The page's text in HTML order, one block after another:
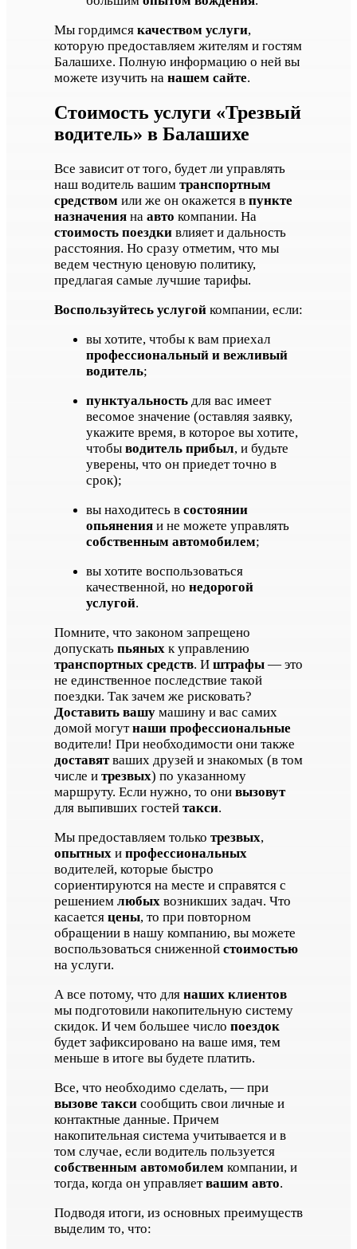
Мы гордимся качеством услуги,
которую предоставляем жителям и гостям
Балашихе. Полную информацию о ней вы
можете изучить на нашем сайте.
Стоимость услуги «Трезвый
водитель» в Балашихе
Все зависит от того, будет ли управлять
наш водитель вашим транспортным
средством или же он окажется в пункте
назначенияна авто компании. На
стоимость поездкивлияет и дальность
расстояния. Но сразу отметим, что мы
ведем честную ценовую политику,
предлагая самые лучшие тарифы.
Воспользуйтесь услугойкомпании, если:
вы хотите, чтобы к вам приехал
профессиональный и вежливый
водитель;
пунктуальностьдля вас имеет
весомое значение (оставляя заявку,
укажите время, в которое вы хотите,
чтобы водитель прибыл, и будьте
уверены, что он приедет точно в
срок);
вы находитесь в состоянии
опьяненияи не можете управлять
собственным автомобилем;
вы хотите воспользоваться
качественной, но недорогой
услугой.
Помните, что законом запрещено
допускать пьяных к управлению
транспортных средств. И штрафы— это
не единственное последствие такой
поездки. Так зачем же рисковать?
Доставить вашумашину и вас самих
домой могутнаши профессиональные
водители! При необходимости они также
доставятваших друзей и знакомых (в том
числе и трезвых) по указанному
маршруту. Если нужно, то они вызовут
для выпивших гостей такси.
Мы предоставляем только трезвых,
опытных и профессиональных
водителей, которые быстро
сориентируются на месте и справятся с
решением любых возникших задач. Что
касается цены, то при повторном
обращении в нашу компанию, вы можете
воспользоваться сниженной стоимостью
на услуги.
А все потому, что для наших клиентов
мы подготовили накопительную систему
скидок. И чем большее число поездок
будет зафиксировано на ваше имя, тем
меньше в итоге вы будете платить.
Все, что необходимо сделать, — при
вызове таксисообщить свои личные и
контактные данные. Причем
накопительная система учитывается и в
том случае, если водитель пользуется
собственным автомобилем компании, и
тогда, когда он управляетвашим авто.
Подводя итоги, из основных преимуществ
выделим то, что: